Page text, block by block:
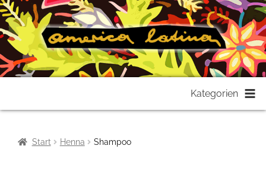
springen
springen
Kategorien
Start Henna Shampoo